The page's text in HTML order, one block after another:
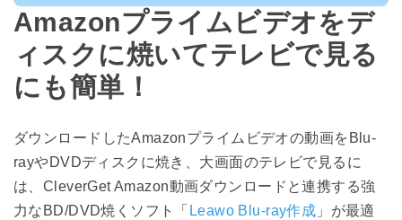
Amazonプライムビデオをデ
ィスクに焼いてテレビで見る
にも簡単！
ダウンロードしたAmazonプライムビデオの動画をBlu-
rayやDVDディスクに焼き、大画面のテレビで見るに
は、CleverGet Amazon動画ダウンロードと連携する強
力なBD/DVD焼くソフト「 Leawo Blu-ray作成 」が最適